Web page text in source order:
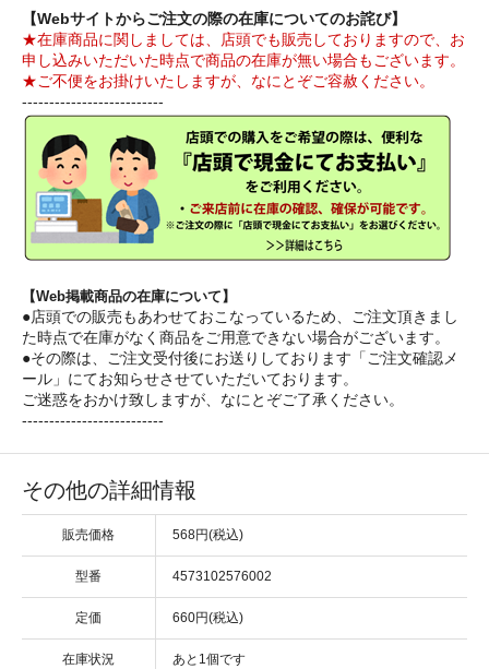
【Webサイトからご注文の際の在庫についてのお詫び】
★在庫商品に関しましては、店頭でも販売しておりますので、お
申し込みいただいた時点で商品の在庫が無い場合もございます。
★ご不便をお掛けいたしますが、なにとぞご容赦ください。
--------------------------
【Web掲載商品の在庫について】
●店頭での販売もあわせておこなっているため、ご注文頂きまし
た時点で在庫がなく商品をご用意できない場合がございます。
●その際は、ご注文受付後にお送りしております「ご注文確認メ
ール」にてお知らせさせていただいております。
ご迷惑をおかけ致しますが、なにとぞご了承ください。
--------------------------
その他の詳細情報
販売価格 568円(税込)
型番 4573102576002
定価 660円(税込)
在庫状況 あと1個です